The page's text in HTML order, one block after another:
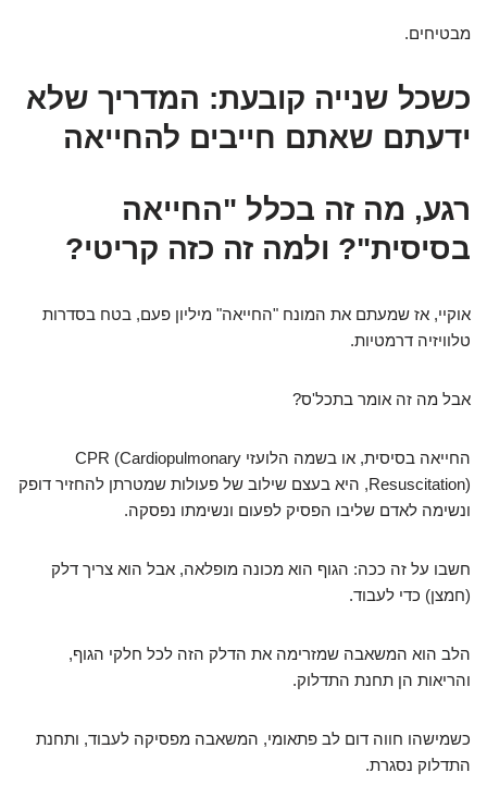
מבטיחים.
כשכל שנייה קובעת: המדריך שלא
ידעתם שאתם חייבים להחייאה
רגע, מה זה בכלל "החייאה
בסיסית"? ולמה זה כזה קריטי?
אוקיי, אז שמעתם את המונח "החייאה" מיליון פעם, בטח בסדרות
טלוויזיה דרמטיות.
אבל מה זה אומר בתכל'ס?
החייאה בסיסית, או בשמה הלועזי CPR (Cardiopulmonary
Resuscitation), היא בעצם שילוב של פעולות שמטרתן להחזיר דופק
ונשימה לאדם שליבו הפסיק לפעום ונשימתו נפסקה.
חשבו על זה ככה: הגוף הוא מכונה מופלאה, אבל הוא צריך דלק
(חמצן) כדי לעבוד.
הלב הוא המשאבה שמזרימה את הדלק הזה לכל חלקי הגוף,
והריאות הן תחנת התדלוק.
כשמישהו חווה דום לב פתאומי, המשאבה מפסיקה לעבוד, ותחנת
התדלוק נסגרת.